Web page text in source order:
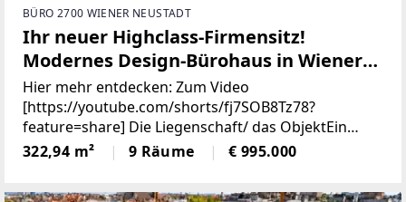
BÜRO 2700 WIENER NEUSTADT
Ihr neuer Highclass-Firmensitz!
Modernes Design-Bürohaus in Wiener
Neustadt | 9 Räume, 6 PKW-Stellplätze
auf Eigengrund | Zwei Eingänge |
Barrierefrei | Edelstahlpool, Sauna,
Weinkeller
Hier mehr entdecken: Zum Video
[https://youtube.com/shorts/fj7SOB8Tz78?
feature=share] Die Liegenschaft/ das ObjektEin
Standort, der Eindruck hinterlässt.Ein
Arbeitsumfeld, das inspiriert.Eine Immobilie, die
322,94 m² 9 Räume € 995.000